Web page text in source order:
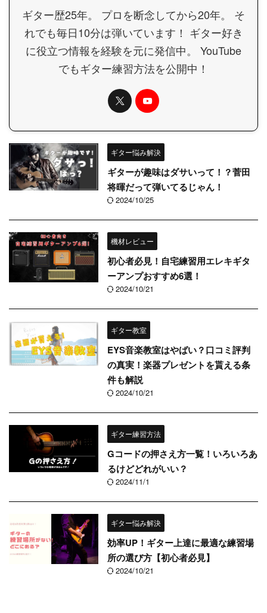
ギター歴25年。 プロを断念してから20年。 そ
れでも毎日10分は弾いています！ ギター好き
に役立つ情報を経験を元に発信中。 YouTube
でもギター練習方法を公開中！
ギター悩み解決
ギターが趣味はダサいって！？菅田
将暉だって弾いてるじゃん！
2024/10/25
機材レビュー
初心者必見！自宅練習用エレキギタ
ーアンプおすすめ6選！
2024/10/21
ギター教室
EYS音楽教室はやばい？口コミ評判
の真実！楽器プレゼントを貰える条
件も解説
2024/10/21
ギター練習方法
Gコードの押さえ方一覧！いろいろあ
るけどどれがいい？
2024/11/1
ギター悩み解決
効率UP！ギター上達に最適な練習場
所の選び方【初心者必見】
2024/10/21